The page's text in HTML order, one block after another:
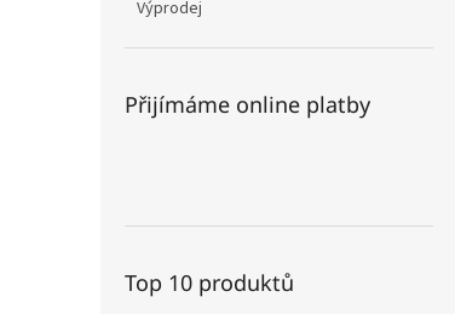
Výprodej
Přijímáme online platby
Top 10 produktů